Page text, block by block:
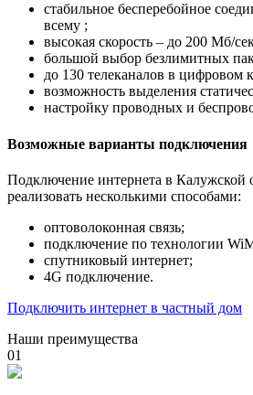
стабильное бесперебойное
всему ;
высокая скорость – до 200 Мб/
большой выбор безлимитных
до 130 телеканалов в цифровом
возможность выделения
настройку проводных и
Возможные варианты подключения
Подключение интернета в Калужской
реализовать несколькими способами:
оптоволоконная связь;
подключение по технологии
спутниковый интернет;
4G подключение.
Подключить интернет в частный дом
Наши преимущества
01